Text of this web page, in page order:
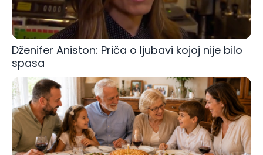
Dženifer Aniston: Priča o ljubavi kojoj nije bilo
spasa